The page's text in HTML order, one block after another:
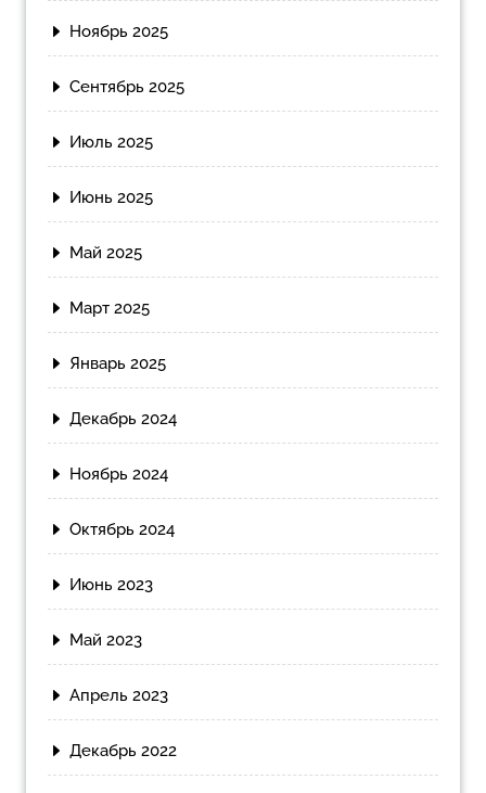
Ноябрь 2025
Сентябрь 2025
Июль 2025
Июнь 2025
Май 2025
Март 2025
Январь 2025
Декабрь 2024
Ноябрь 2024
Октябрь 2024
Июнь 2023
Май 2023
Апрель 2023
Декабрь 2022